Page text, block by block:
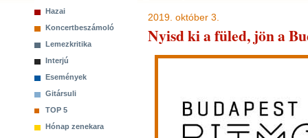
Hazai
Koncertbeszámoló
Lemezkritika
Interjú
Események
Gitársuli
TOP 5
Hónap zenekara
2019. október 3.
Nyisd ki a füled, jön a